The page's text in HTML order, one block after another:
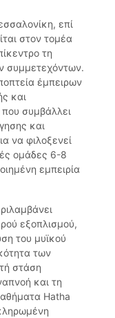
επί
στον τομέα
τη
συμμετεχόντων.
έμπειρων
και
συμβάλλει
και
να φιλοξενεί
ομάδες 6-8
εμπειρία
εξοπλισμού,
του μυϊκού
των
στάση
και τη
Hatha